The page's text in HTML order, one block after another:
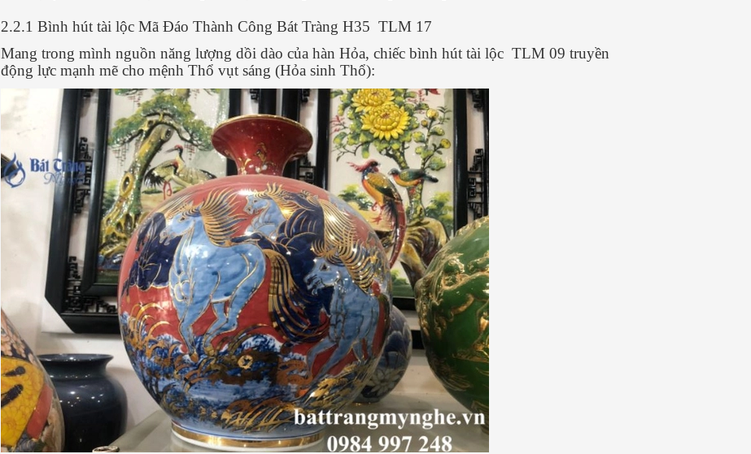
2.2.1 Bình hút tài lộc Mã Đáo Thành Công Bát Tràng H35 TLM 17
Mang trong mình nguồn năng lượng dồi dào của hàn Hỏa, chiếc bình hút tài lộc TLM 09 truyền
động lực mạnh mẽ cho mệnh Thổ vụt sáng (Hỏa sinh Thổ):